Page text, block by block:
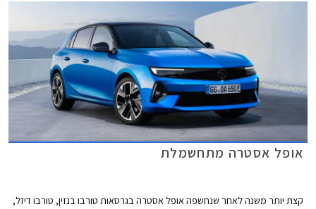
אופל אסטרה מתחשמלת
קצת יותר משנה לאחר שנחשפה אופל אסטרה בגרסאות טורבו בנזין, טורבו דיזל,